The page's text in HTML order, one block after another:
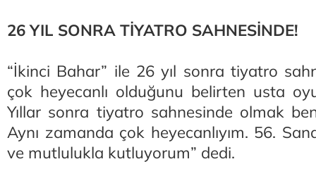
26 YIL SONRA TİYATRO SAHNESİNDE!
“İkinci Bahar” ile 26 yıl sonra tiyatro
çok heyecanlı olduğunu belirten usta
Yıllar sonra tiyatro sahnesinde olmak
Aynı zamanda çok heyecanlıyım. 56.
ve mutlulukla kutluyorum” dedi.